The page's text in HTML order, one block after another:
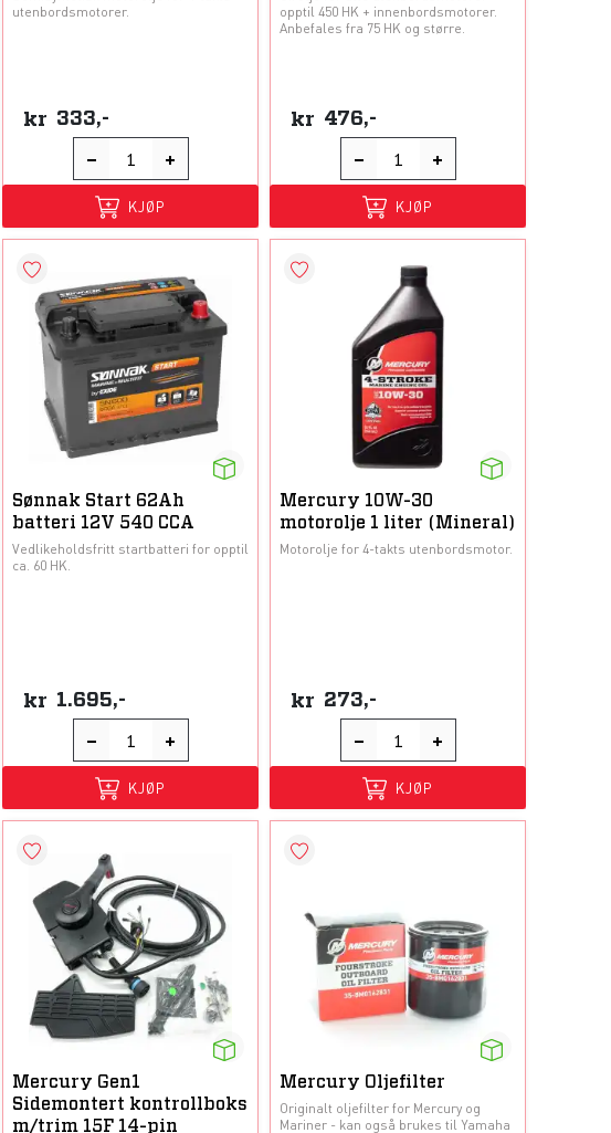
utenbordsmotorer.
kr 333,-
KJØP
opptil 450 HK + innenbordsmotorer.
Anbefales fra 75 HK og større.
kr 476,-
KJØP
Sønnak Start 62Ah
batteri 12V 540 CCA
Vedlikeholdsfritt startbatteri for opptil
ca. 60 HK.
kr 1.695,-
KJØP
Mercury 10W-30
motorolje 1 liter (Mineral)
Motorolje for 4-takts utenbordsmotor.
kr 273,-
KJØP
Mercury Gen1
Sidemontert kontrollboks
m/trim 15F 14-pin
Mercury Oljefilter
Originalt oljefilter for Mercury og
Mariner - kan også brukes til Yamaha